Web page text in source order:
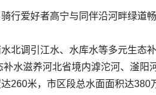
行爱好者高宁与同伴沿河畔绿道
北调引江水、水库水等多元生态
水滋养河北省境内滹沱河、滏阳
260米，市区段总水面面积达